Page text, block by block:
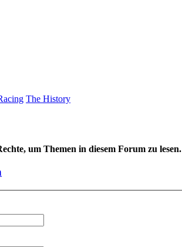
The History
um Themen in diesem Forum zu lesen.